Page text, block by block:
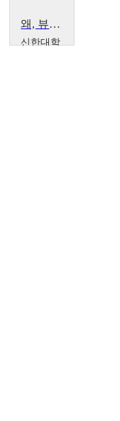
왜, 뷰카시대는 학습 민첩성(Learning Agility)이 중요하다고 할까
신한대학